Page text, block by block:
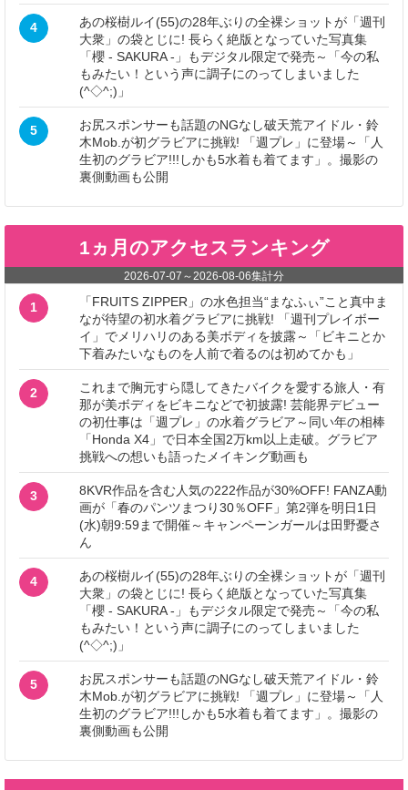
4
あの桜樹ルイ(55)の28年ぶりの全裸ショットが「週刊
大衆」の袋とじに! 長らく絶版となっていた写真集
「櫻 - SAKURA -」もデジタル限定で発売～「今の私
もみたい！という声に調子にのってしまいました
(^◇^;)」
5
お尻スポンサーも話題のNGなし破天荒アイドル・鈴
木Mob.が初グラビアに挑戦! 「週プレ」に登場～「人
生初のグラビア!!!しかも5水着も着てます」。撮影の
裏側動画も公開
1ヵ月のアクセスランキング
2026-07-07 ～2026-08-06集計分
1
「FRUITS ZIPPER」の水色担当“まなふぃ”こと真中ま
なが待望の初水着グラビアに挑戦! 「週刊プレイボー
イ」でメリハリのある美ボディを披露～「ビキニとか
下着みたいなものを人前で着るのは初めてかも」
2
これまで胸元すら隠してきたバイクを愛する旅人・有
那が美ボディをビキニなどで初披露! 芸能界デビュー
の初仕事は「週プレ」の水着グラビア～同い年の相棒
「Honda X4」で日本全国2万km以上走破。グラビア
挑戦への想いも語ったメイキング動画も
3
8KVR作品を含む人気の222作品が30%OFF! FANZA動
画が「春のパンツまつり30％OFF」第2弾を明日1日
(水)朝9:59まで開催～キャンペーンガールは田野憂さ
ん
4
あの桜樹ルイ(55)の28年ぶりの全裸ショットが「週刊
大衆」の袋とじに! 長らく絶版となっていた写真集
「櫻 - SAKURA -」もデジタル限定で発売～「今の私
もみたい！という声に調子にのってしまいました
(^◇^;)」
5
お尻スポンサーも話題のNGなし破天荒アイドル・鈴
木Mob.が初グラビアに挑戦! 「週プレ」に登場～「人
生初のグラビア!!!しかも5水着も着てます」。撮影の
裏側動画も公開